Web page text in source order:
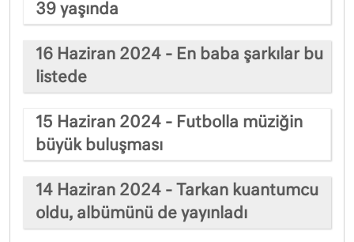
39 yaşında
16 Haziran 2024 - En baba şarkılar bu
listede
15 Haziran 2024 - Futbolla müziğin
büyük buluşması
14 Haziran 2024 - Tarkan kuantumcu
oldu, albümünü de yayınladı